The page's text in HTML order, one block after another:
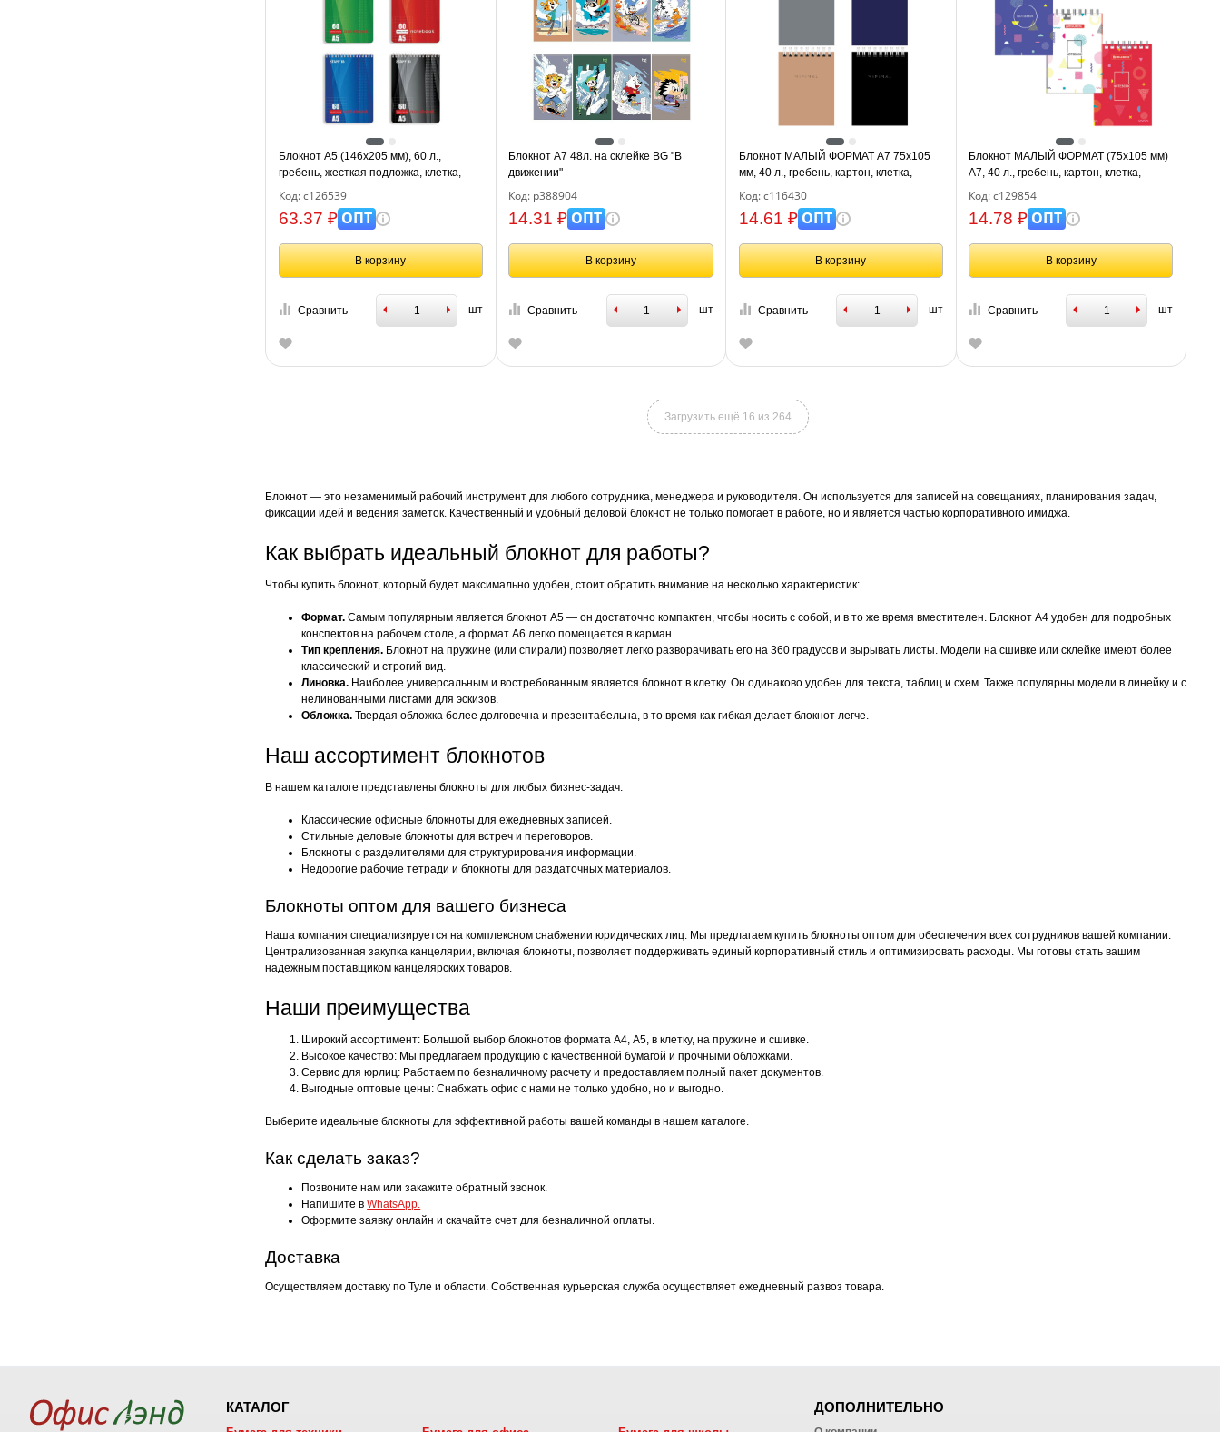
Блокнот А5 (146х205 мм), 60 л.,
гребень, жесткая подложка, клетка,
STAFF, 4 вида, 126539
Код: с126539
63.37 ₽ОПТ
В корзину
Сравнить шт
Блокнот А7 48л. на склейке BG "В
движении"
Код: р388904
14.31 ₽ОПТ
В корзину
Сравнить шт
Блокнот МАЛЫЙ ФОРМАТ А7 75х105
мм, 40 л., гребень, картон, клетка,
BRAUBERG "Minimal Classic", 116430
Код: с116430
14.61 ₽ОПТ
В корзину
Сравнить шт
Блокнот МАЛЫЙ ФОРМАТ (75х105 мм)
А7, 40 л., гребень, картон, клетка,
BRAUBERG, "Креатив", 129854
Код: с129854
14.78 ₽ОПТ
В корзину
Сравнить шт
Загрузить ещё 16 из 264
Блокнот — это незаменимый рабочий инструмент для любого сотрудника, менеджера и руководителя. Он используется для записей на совещаниях, планирования задач,
фиксации идей и ведения заметок. Качественный и удобный деловой блокнот не только помогает в работе, но и является частью корпоративного имиджа.
Как выбрать идеальный блокнот для работы?
Чтобы купить блокнот, который будет максимально удобен, стоит обратить внимание на несколько характеристик:
Формат. Самым популярным является блокнот А5 — он достаточно компактен, чтобы носить с собой, и в то же время вместителен. Блокнот А4 удобен для подробных
конспектов на рабочем столе, а формат А6 легко помещается в карман.
Тип крепления. Блокнот на пружине (или спирали) позволяет легко разворачивать его на 360 градусов и вырывать листы. Модели на сшивке или склейке имеют более
классический и строгий вид.
Линовка. Наиболее универсальным и востребованным является блокнот в клетку. Он одинаково удобен для текста, таблиц и схем. Также популярны модели в линейку и с
нелинованными листами для эскизов.
Обложка. Твердая обложка более долговечна и презентабельна, в то время как гибкая делает блокнот легче.
Наш ассортимент блокнотов
В нашем каталоге представлены блокноты для любых бизнес-задач:
Классические офисные блокноты для ежедневных записей.
Стильные деловые блокноты для встреч и переговоров.
Блокноты с разделителями для структурирования информации.
Недорогие рабочие тетради и блокноты для раздаточных материалов.
Блокноты оптом для вашего бизнеса
Наша компания специализируется на комплексном снабжении юридических лиц. Мы предлагаем купить блокноты оптом для обеспечения всех сотрудников вашей компании.
Централизованная закупка канцелярии, включая блокноты, позволяет поддерживать единый корпоративный стиль и оптимизировать расходы. Мы готовы стать вашим
надежным поставщиком канцелярских товаров.
Наши преимущества
Широкий ассортимент: Большой выбор блокнотов формата А4, А5, в клетку, на пружине и сшивке.
Высокое качество: Мы предлагаем продукцию с качественной бумагой и прочными обложками.
Сервис для юрлиц: Работаем по безналичному расчету и предоставляем полный пакет документов.
Выгодные оптовые цены: Снабжать офис с нами не только удобно, но и выгодно.
Выберите идеальные блокноты для эффективной работы вашей команды в нашем каталоге.
Как сделать заказ?
Позвоните нам или закажите обратный звонок.
Напишите вWhatsApp.
Оформите заявку онлайн и скачайте счет для безналичной оплаты.
Доставка
Осуществляем доставку по Туле и области. Собственная курьерская служба осуществляет ежедневный развоз товара.
КАТАЛОГ ДОПОЛНИТЕЛЬНО